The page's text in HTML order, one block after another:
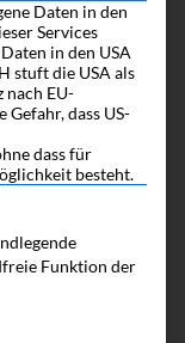
Daten in den
Services
in den USA
stuft die USA als
nach EU-
Gefahr, dass US-
dass für
besteht.
Gruppen,
Funktion der